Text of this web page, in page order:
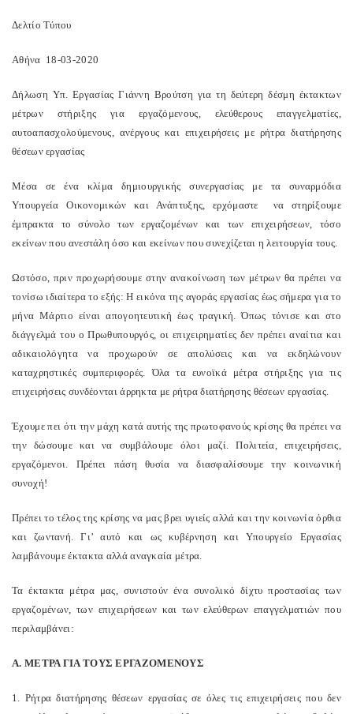
Δελτίο Τύπου
Αθήνα 18-03-2020
Δήλωση Υπ. Εργασίας Γιάννη Βρούτση για τη δεύτερη δέσμη έκτακτων
μέτρων στήριξης για εργαζόμενους, ελεύθερους επαγγελματίες,
αυτοαπασχολούμενους, ανέργους και επιχειρήσεις με ρήτρα διατήρησης
θέσεων εργασίας
Μέσα σε ένα κλίμα δημιουργικής συνεργασίας με τα συναρμόδια
Υπουργεία Οικονομικών και Ανάπτυξης, ερχόμαστε να στηρίξουμε
έμπρακτα το σύνολο των εργαζομένων και των επιχειρήσεων, τόσο
εκείνων που ανεστάλη όσο και εκείνων που συνεχίζεται η λειτουργία τους.
Ωστόσο, πριν προχωρήσουμε στην ανακοίνωση των μέτρων θα πρέπει να
τονίσω ιδιαίτερα το εξής: Η εικόνα της αγοράς εργασίας έως σήμερα για το
μήνα Μάρτιο είναι απογοητευτική έως τραγική. Όπως τόνισε και στο
διάγγελμά του ο Πρωθυπουργός, οι επιχειρηματίες δεν πρέπει αναίτια και
αδικαιολόγητα να προχωρούν σε απολύσεις και να εκδηλώνουν
καταχρηστικές συμπεριφορές. Όλα τα ευνοϊκά μέτρα στήριξης για τις
επιχειρήσεις συνδέονται άρρηκτα με ρήτρα διατήρησης θέσεων εργασίας.
Έχουμε πει ότι την μάχη κατά αυτής της πρωτοφανούς κρίσης θα πρέπει να
την δώσουμε και να συμβάλουμε όλοι μαζί. Πολιτεία, επιχειρήσεις,
εργαζόμενοι. Πρέπει πάση θυσία να διασφαλίσουμε την κοινωνική
συνοχή!
Πρέπει το τέλος της κρίσης να μας βρει υγιείς αλλά και την κοινωνία όρθια
και ζωντανή. Γι’ αυτό και ως κυβέρνηση και Υπουργείο Εργασίας
λαμβάνουμε έκτακτα αλλά αναγκαία μέτρα.
Τα έκτακτα μέτρα μας, συνιστούν ένα συνολικό δίχτυ προστασίας των
εργαζομένων, των επιχειρήσεων και των ελεύθερων επαγγελματιών που
περιλαμβάνει:
Α. ΜΕΤΡΑ ΓΙΑ ΤΟΥΣ ΕΡΓΑΖΟΜΕΝΟΥΣ
1. Ρήτρα διατήρησης θέσεων εργασίας σε όλες τις επιχειρήσεις που δεν